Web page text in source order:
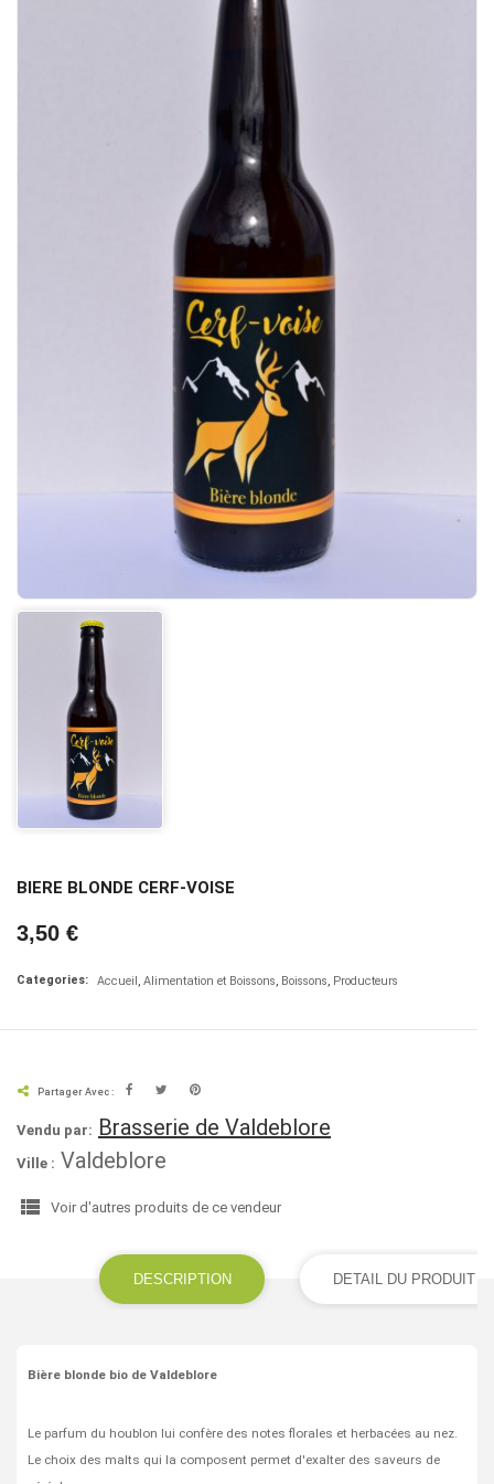
BIERE BLONDE CERF-VOISE
3,50 €
Categories: Accueil Alimentation et Boissons Boissons Producteurs
Partager Avec :
Vendu par: Brasserie de Valdeblore
Ville : Valdeblore
view_list
Voir d'autres produits de ce vendeur
DESCRIPTION DETAIL DU PRODUIT
Bière blonde bio de Valdeblore
Le parfum du houblon lui confère des notes florales et herbacées au nez.
Le choix des malts qui la composent permet d'exalter des saveurs de